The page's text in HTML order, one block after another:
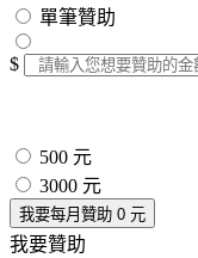
單筆贊助
$
500 元
3000 元
我要每月贊助 0 元
我要贊助